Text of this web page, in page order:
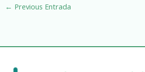
← Previous Entrada